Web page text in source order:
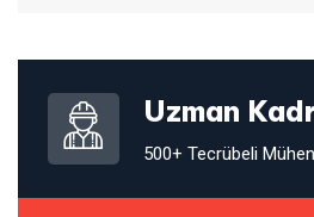
Uzman
500+ Tecrübeli